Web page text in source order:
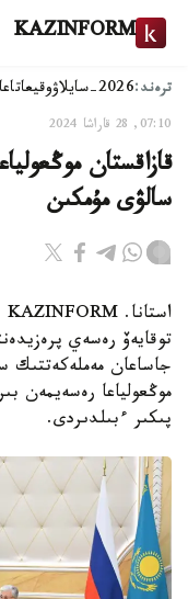
KAZINFORM
ترەند:2026-سايلاۋ وقيعا
07:10, 28 قاراشا 2024
قازاقستان
سالۋى مۇمكىن
توقايەۆ رەسەي
جاساعان مەملەكەتتىك
موڭعولياعا رەسەيمەن
پىكىر ءبىلدىردى.